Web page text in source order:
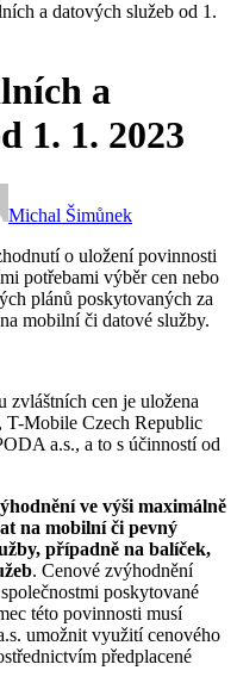
a datových služeb od 1.
a
1. 1. 2023
Michal Šimůnek
o uložení povinnosti
potřebami výběr cen nebo
plánů poskytovaných za
mobilní či datové služby.
zvláštních cen je uložena
T-Mobile Czech Republic
a.s., a to s účinností od
ve výši maximálně
na mobilní či pevný
případně na balíček,
. Cenové zvýhodnění
poskytované
této povinnosti musí
umožnit využití cenového
předplacené